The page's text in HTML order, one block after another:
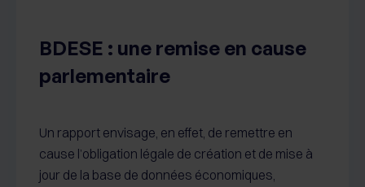
BDESE : une remise en cause
parlementaire
Un rapport envisage, en effet, de remettre en
cause l’obligation légale de création et de mise à
jour de la base de données économiques,